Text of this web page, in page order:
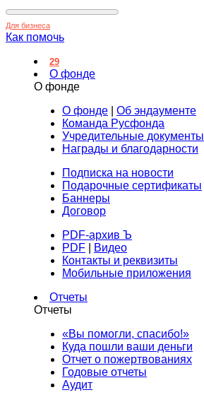
Для бизнеса
Как помочь
29
О фонде
О фонде
О фонде
Об эндаументе
Команда Русфонда
Учредительные документы
Награды и благодарности
Подписка на новости
Подарочные сертификаты
Баннеры
Договор
PDF-архив Ъ
PDF
Видео
Контакты и реквизиты
Мобильные приложения
Отчеты
Отчеты
«Вы помогли, спасибо!»
Куда пошли ваши деньги
Отчет о пожертвованиях
Годовые отчеты
Аудит